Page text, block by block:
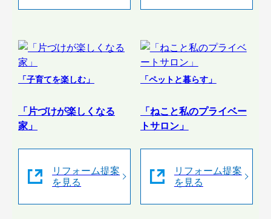
「子育てを楽しむ」
「片づけが楽しくなる
家」
リフォーム提案
を見る
「ペットと暮らす」
「ねこと私のプライベー
トサロン」
リフォーム提案
を見る